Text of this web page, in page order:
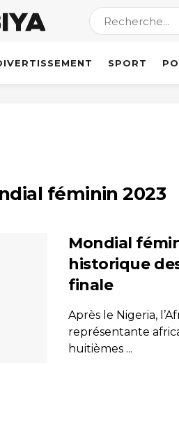
SPORT
féminin 2023
Mondial
historique
finale
Après le Nigeria,
représentante
huitièmes ...